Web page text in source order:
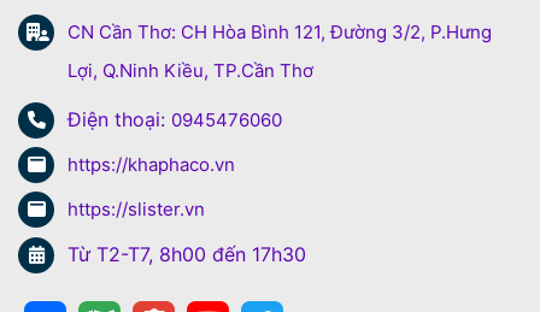
CN Cần Thơ: CH Hòa Bình 121, Đường 3/2, P.Hưng
Lợi, Q.Ninh Kiều, TP.Cần Thơ
Điện thoại: 0945476060
https://khaphaco.vn
https://slister.vn
Từ T2-T7, 8h00 đến 17h30